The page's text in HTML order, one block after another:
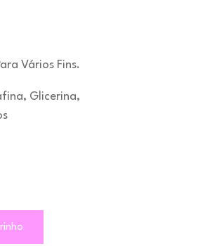
Vários Fins.
Glicerina,